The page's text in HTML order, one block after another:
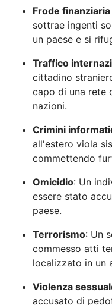
Frode
sottrae ingenti
un paese e si
Traffico
cittadino
capo di una rete
nazioni.
Crimini
all'estero viola
commettendo
Omicidio: Un
essere stato
paese.
Terrorismo: Un
commesso atti
localizzato in un
Violenza
accusato di